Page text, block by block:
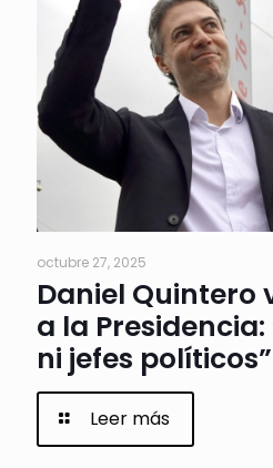
octubre 27, 2025
Daniel Quintero
a la
ni jefes políticos”
Leer más